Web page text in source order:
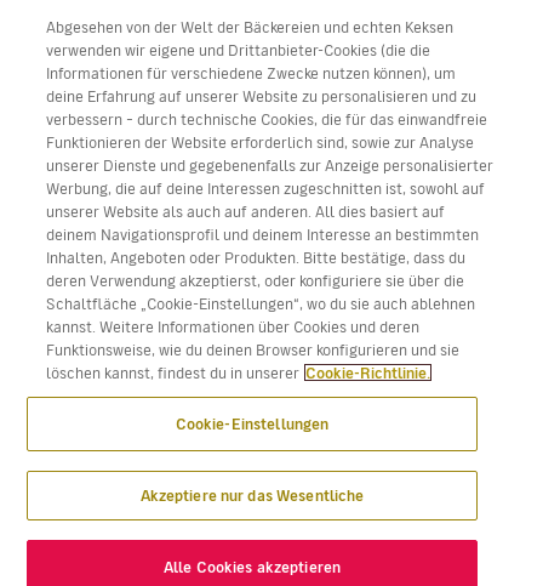
Laden Sie Volotea app für iOS und Android herunter
Abgesehen von der Welt der Bäckereien und echten Keksen
verwenden wir eigene und Drittanbieter-Cookies (die die
Informationen für verschiedene Zwecke nutzen können), um
deine Erfahrung auf unserer Website zu personalisieren und zu
verbessern – durch technische Cookies, die für das einwandfreie
Funktionieren der Website erforderlich sind, sowie zur Analyse
unserer Dienste und gegebenenfalls zur Anzeige personalisierter
Werbung, die auf deine Interessen zugeschnitten ist, sowohl auf
unserer Website als auch auf anderen. All dies basiert auf
deinem Navigationsprofil und deinem Interesse an bestimmten
Inhalten, Angeboten oder Produkten. Bitte bestätige, dass du
deren Verwendung akzeptierst, oder konfiguriere sie über die
Schaltfläche „Cookie-Einstellungen“, wo du sie auch ablehnen
kannst. Weitere Informationen über Cookies und deren
Funktionsweise, wie du deinen Browser konfigurieren und sie
löschen kannst, findest du in unserer Cookie-Richtlinie.
Cookie-Einstellungen
Akzeptiere nur das Wesentliche
Alle Cookies akzeptieren